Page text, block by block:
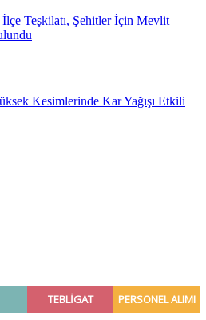
Teşkilatı, Şehitler İçin Mevlit
Kesimlerinde Kar Yağışı Etkili